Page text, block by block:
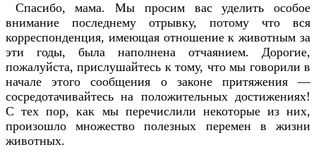
Спасибо, мама. Мы просим вас уделить особое
внимание последнему отрывку, потому что вся
корреспонденция, имеющая отношение к животным за
эти годы, была наполнена отчаянием. Дорогие,
пожалуйста, прислушайтесь к тому, что мы говорили в
начале этого сообщения о законе притяжения —
сосредотачивайтесь на положительных достижениях!
С тех пор, как мы перечислили некоторые из них,
произошло множество полезных перемен в жизни
животных.